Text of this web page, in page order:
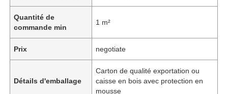
Quantité de
commande min
1 m²
Prix negotiate
Détails d'emballage
Carton de qualité exportation ou
caisse en bois avec protection en
mousse